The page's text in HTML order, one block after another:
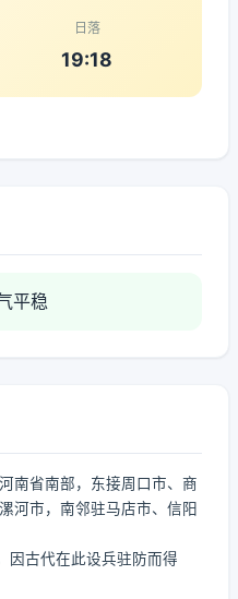
日落
19:18
平稳
南省南部，东接周口市、商
河市，南邻驻马店市、信阳
因古代在此设兵驻防而得